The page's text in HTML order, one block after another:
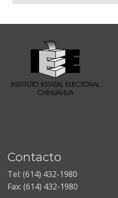
Contacto
Tel: (614) 432-1980
Fax: (614) 432-1980